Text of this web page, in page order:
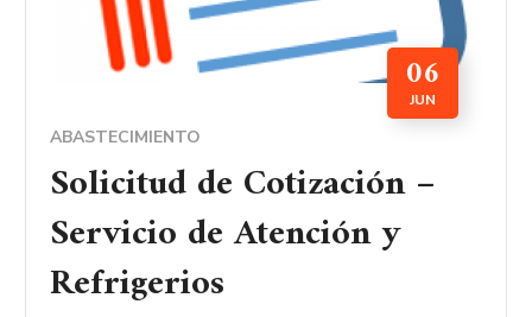
06
JUN
ABASTECIMIENTO
Solicitud de Cotización –
Servicio de Atención y
Refrigerios